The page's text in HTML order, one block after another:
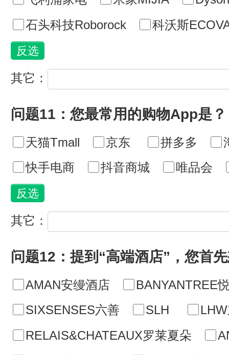
石头科技Roborock
科沃斯
其它：
问题11：您最常用的购物App是？
天猫Tmall 京东 拼多多
快手电商
抖音商城 唯品会
其它：
问题12：提到“高端酒店”，您首
AMAN安缦酒店
BANYANTREE
SIXSENSES六善
SLH
RELAIS&CHATEAUX罗莱夏朵